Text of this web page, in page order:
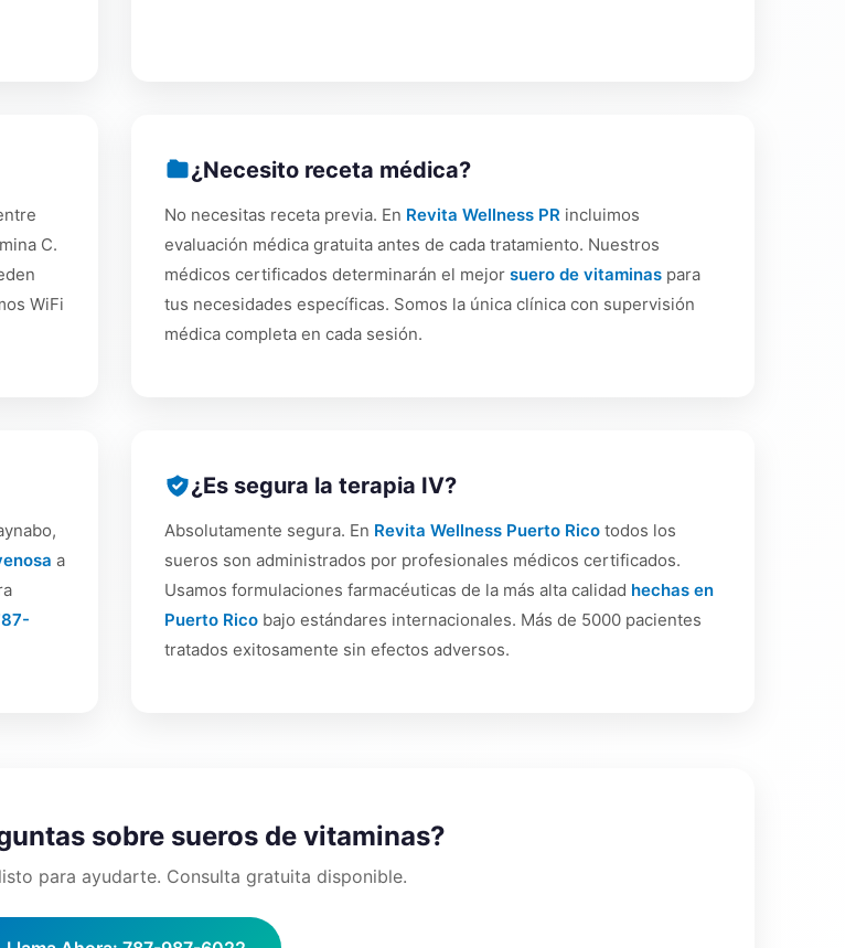
C.
WiFi
¿Necesito receta médica?
No necesitas receta previa. En Revita Wellness PR incluimos
evaluación médica gratuita antes de cada tratamiento. Nuestros
médicos certificados determinarán el mejor suero de vitaminas para
tus necesidades específicas. Somos la única clínica con supervisión
médica completa en cada sesión.
a
¿Es segura la terapia IV?
Absolutamente segura. En Revita Wellness Puerto Rico todos los
sueros son administrados por profesionales médicos certificados.
Usamos formulaciones farmacéuticas de la más alta calidad hechas en
Puerto Rico bajo estándares internacionales. Más de 5000 pacientes
tratados exitosamente sin efectos adversos.
sobre sueros de vitaminas?
para ayudarte. Consulta gratuita disponible.